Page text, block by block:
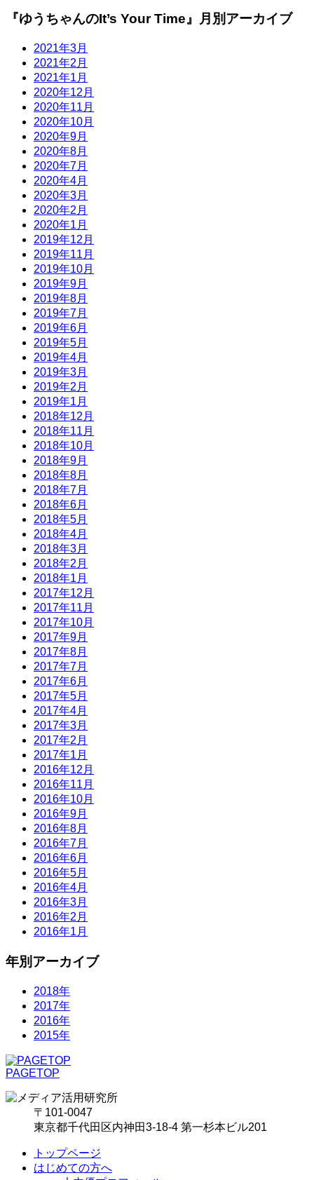
『ゆうちゃんのIt’s Your Time』月別アーカイブ
2021年3月
2021年2月
2021年1月
2020年12月
2020年11月
2020年10月
2020年9月
2020年8月
2020年7月
2020年4月
2020年3月
2020年2月
2020年1月
2019年12月
2019年11月
2019年10月
2019年9月
2019年8月
2019年7月
2019年6月
2019年5月
2019年4月
2019年3月
2019年2月
2019年1月
2018年12月
2018年11月
2018年10月
2018年9月
2018年8月
2018年7月
2018年6月
2018年5月
2018年4月
2018年3月
2018年2月
2018年1月
2017年12月
2017年11月
2017年10月
2017年9月
2017年8月
2017年7月
2017年6月
2017年5月
2017年4月
2017年3月
2017年2月
2017年1月
2016年12月
2016年11月
2016年10月
2016年9月
2016年8月
2016年7月
2016年6月
2016年5月
2016年4月
2016年3月
2016年2月
2016年1月
年別アーカイブ
2018年
2017年
2016年
2015年
PAGETOP
〒101-0047
東京都千代田区内神田3-18-4 第一杉本ビル201
トップページ
はじめての方へ